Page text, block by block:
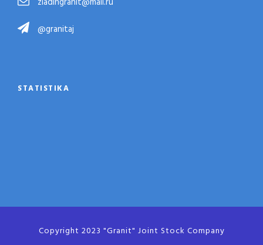
@granitaj
STATISTIKA
Copyright 2023 "Granit" Joint Stock Company